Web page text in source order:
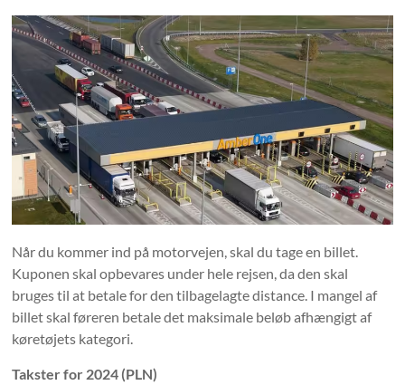
Når du kommer ind på motorvejen, skal du tage en billet.
Kuponen skal opbevares under hele rejsen, da den skal
bruges til at betale for den tilbagelagte distance. I mangel af
billet skal føreren betale det maksimale beløb afhængigt af
køretøjets kategori.
Takster for 2024 (PLN)